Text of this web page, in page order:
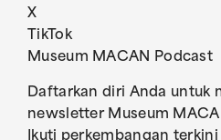
X
TikTok
Museum MACAN Podcast
Daftarkan diri Anda untuk
newsletter Museum
Ikuti perkembangan